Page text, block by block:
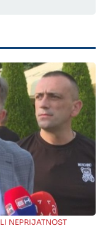
NEPRIJATNOST